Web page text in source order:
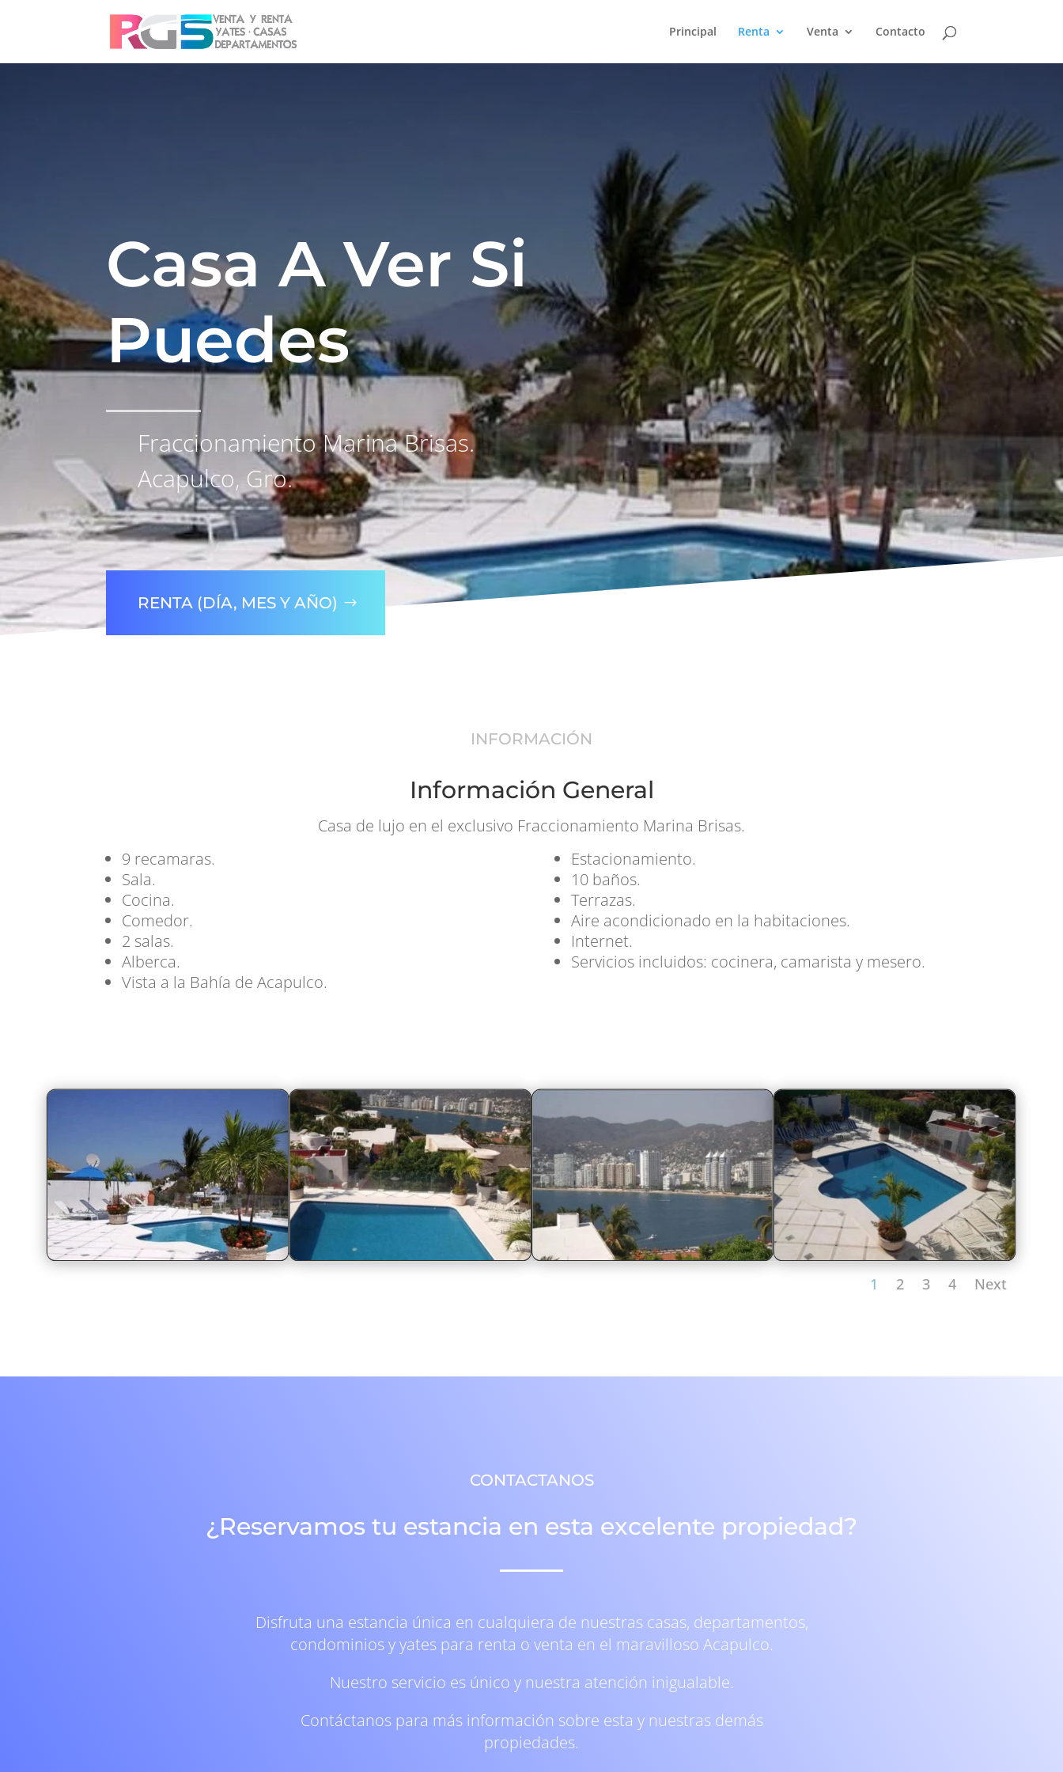
Principal Renta Venta Contacto
Casa A Ver Si
Puedes
Fraccionamiento Marina Brisas.
Acapulco, Gro.
RENTA (DÍA, MES Y AÑO)
INFORMACIÓN
Información General
Casa de lujo en el exclusivo Fraccionamiento Marina Brisas.
9 recamaras.
Sala.
Cocina.
Comedor.
2 salas.
Alberca.
Vista a la Bahía de Acapulco.
Estacionamiento.
10 baños.
Terrazas.
Aire acondicionado en la habitaciones.
Internet.
Servicios incluidos: cocinera, camarista y mesero.
1 2 3 4 Next
CONTACTANOS
¿Reservamos tu estancia en esta excelente propiedad?
Disfruta una estancia única en cualquiera de nuestras casas, departamentos,
condominios y yates para renta o venta en el maravilloso Acapulco.
Nuestro servicio es único y nuestra atención inigualable.
Contáctanos para más información sobre esta y nuestras demás
propiedades.